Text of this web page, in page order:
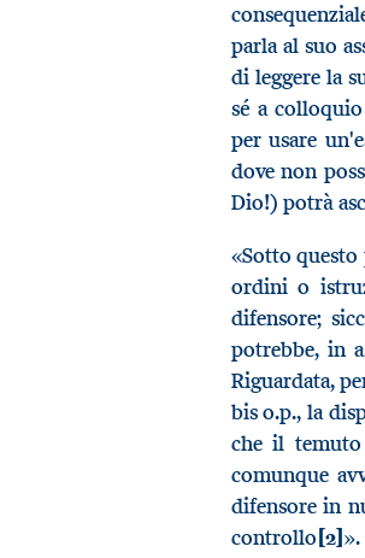
parla al suo
di leggere la
sé a
per usare
dove non
Dio!) potrà
«Sotto
ordini o
difensore;
potrebbe, in
Riguardata,
bis o.p., la
che il
comunque
difensore in
controllo[2]».